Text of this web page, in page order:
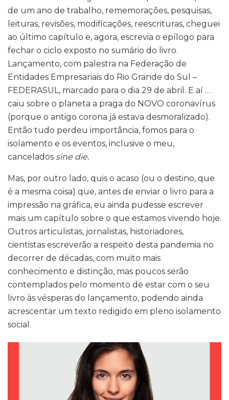
de um ano de trabalho, rememorações, pesquisas,
leituras, revisões, modificações, reescrituras, cheguei
ao último capítulo e, agora, escrevia o epílogo para
fechar o ciclo exposto no sumário do livro.
Lançamento, com palestra na Federação de
Entidades Empresariais do Rio Grande do Sul –
FEDERASUL, marcado para o dia 29 de abril. E aí …
caiu sobre o planeta a praga do NOVO coronavírus
(porque o antigo corona já estava desmoralizado).
Então tudo perdeu importância, fomos para o
isolamento e os eventos, inclusive o meu,
cancelados sine die.
Mas, por outro lado, quis o acaso (ou o destino, que
é a mesma coisa) que, antes de enviar o livro para a
impressão na gráfica, eu ainda pudesse escrever
mais um capítulo sobre o que estamos vivendo hoje.
Outros articulistas, jornalistas, historiadores,
cientistas escreverão a respeito desta pandemia no
decorrer de décadas, com muito mais
conhecimento e distinção, mas poucos serão
contemplados pelo momento de estar com o seu
livro às vésperas do lançamento, podendo ainda
acrescentar um texto redigido em pleno isolamento
social.